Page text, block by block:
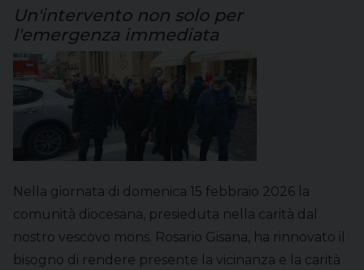
Un'intervento non solo per
l'emergenza immediata
Nella giornata di domenica 15 febbraio 2026 la
comunità diocesana, presieduta nella carità dal
nostro vescovo mons. Rosario Gisana, ha rinnovato il
bisogno di rendere presente la vicinanza e la carità